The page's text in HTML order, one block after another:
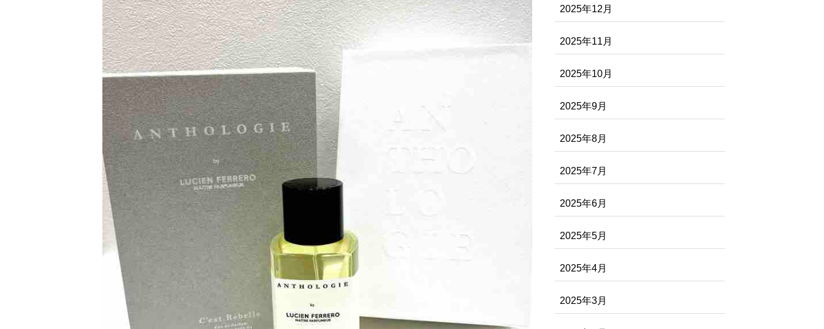
2025年12月
2025年11月
2025年10月
2025年9月
2025年8月
2025年7月
2025年6月
2025年5月
2025年4月
2025年3月